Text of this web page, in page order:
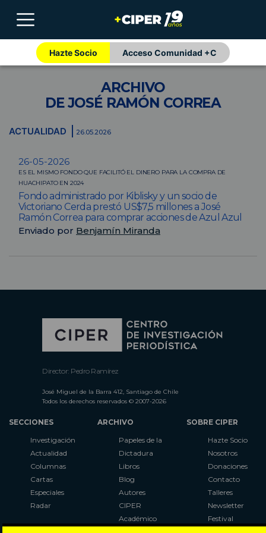
Hazte Socio Acceso Comunidad +C
ARCHIVO
DE JOSÉ RAMÓN CORREA
ACTUALIDAD 26.05.2026
26-05-2026
ES EL MISMO FONDO QUE FACILITÓ EL DINERO PARA LA COMPRA DE
HUACHIPATO EN 2024
Fondo administrado por Kiblisky y un socio de
Victoriano Cerda prestó US$7,5 millones a José
Ramón Correa para comprar acciones de Azul Azul
Enviado por Benjamín Miranda
Director: Pedro Ramírez
José Miguel de la Barra 412, Santiago de Chile
Todos los derechos reservados © 2007-2026
SECCIONES
Investigación
Actualidad
Columnas
Cartas
Especiales
Radar
ARCHIVO
Papeles de la
Dictadura
Libros
Blog
Autores
CIPER
Académico
SOBRE CIPER
Hazte Socio
Nosotros
Donaciones
Contacto
Talleres
Newsletter
Festival